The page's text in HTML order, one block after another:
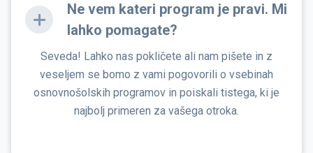
Ne vem kateri program je pravi. Mi
lahko pomagate?
Seveda! Lahko nas pokličete ali nam pišete in z
veseljem se bomo z vami pogovorili o vsebinah
osnovnošolskih programov in poiskali tistega, ki je
najbolj primeren za vašega otroka.